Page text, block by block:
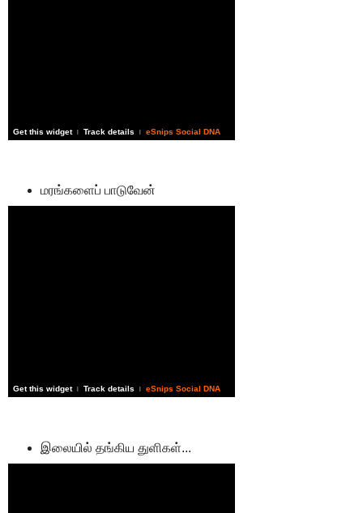
Get this widget | Track details | eSnips Social DNA
மரங்களைப் பாடுவேன்
Get this widget Track details eSnips Social DNA
இலையில் தங்கிய துளிகள்...